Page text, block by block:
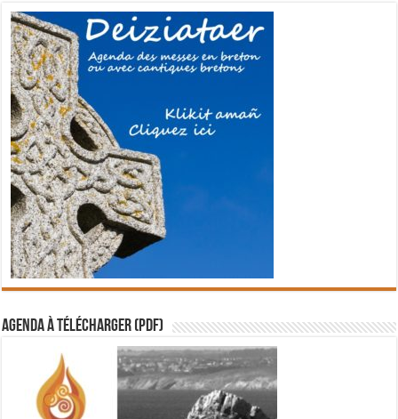
Agenda à télécharger (PDF)